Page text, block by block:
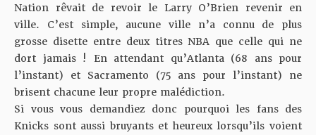
Nation rêvait de revoir le Larry O’Brien revenir en
ville. C’est simple, aucune ville n’a connu de plus
grosse disette entre deux titres NBA que celle qui ne
dort jamais ! En attendant qu’Atlanta (68 ans pour
l’instant) et Sacramento (75 ans pour l’instant) ne
brisent chacune leur propre malédiction.
Si vous vous demandiez donc pourquoi les fans des
Knicks sont aussi bruyants et heureux lorsqu’ils voient